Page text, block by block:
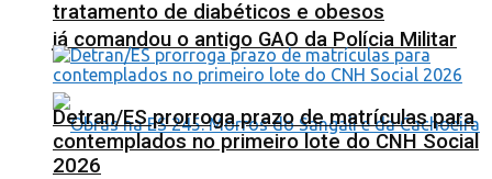
já comandou o antigo GAO da Polícia Militar
tratamento de diabéticos e obesos
Detran/ES prorroga prazo de matrículas para
contemplados no primeiro lote do CNH Social
2026